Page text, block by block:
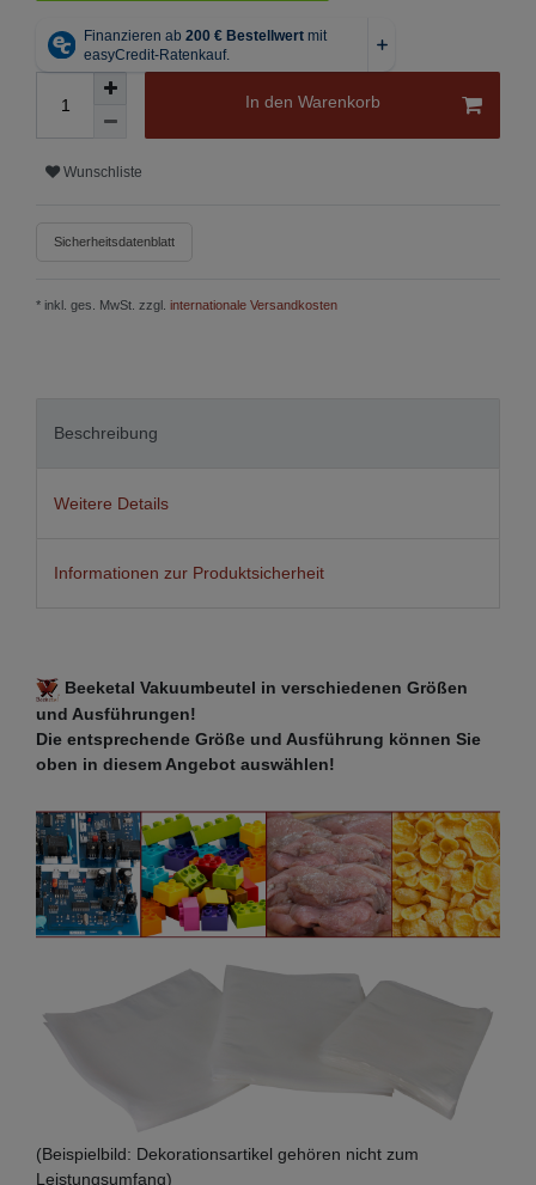
In den Warenkorb
Wunschliste
Sicherheitsdatenblatt
* inkl. ges. MwSt. zzgl. internationale Versandkosten
Beschreibung
Weitere Details
Informationen zur Produktsicherheit
Beeketal Vakuumbeutel in verschiedenen Größen
und Ausführungen!
Die entsprechende Größe und Ausführung können Sie
oben in diesem Angebot auswählen!
(Beispielbild: Dekorationsartikel gehören nicht zum
Leistungsumfang)